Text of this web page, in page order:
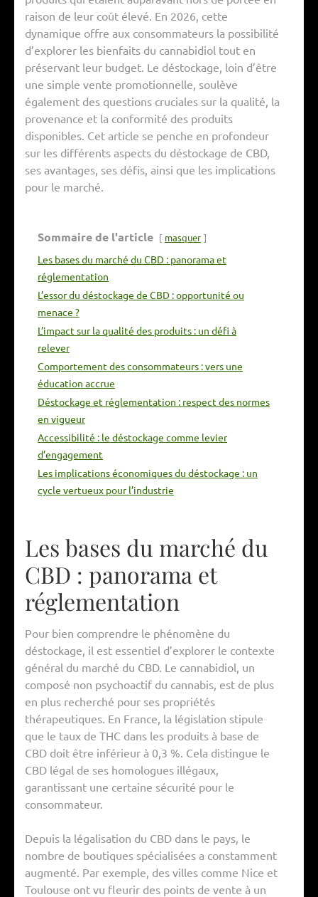
raison de leur coût élevé. En 2026, cette
dynamique offre aux consommateurs la possibilité
d’explorer les bienfaits du cannabidiol tout en
préservant leur budget. Le déstockage, loin d’être
une simple vente promotionnelle, soulève
également des questions cruciales sur la qualité, la
provenance et la conformité des produits
disponibles. Cet article se penche en profondeur
sur les différents aspects du déstockage de CBD,
ses avantages, ses défis, ainsi que les implications
pour le marché.
Sommaire de l'article masquer
Les bases du marché du CBD : panorama et
réglementation
L’essor du déstockage de CBD : opportunité ou
menace ?
L’impact sur la qualité des produits : un défi à
relever
Comportement des consommateurs : vers une
éducation accrue
Déstockage et réglementation : respect des normes
en vigueur
Accessibilité : le déstockage comme levier
d’engagement
Les implications économiques du déstockage : un
cycle vertueux pour l’industrie
Les bases du marché du
CBD : panorama et
réglementation
Pour bien comprendre le phénomène du
déstockage, il est essentiel d’explorer le contexte
général du marché du CBD. Le cannabidiol, un
composé non psychoactif du cannabis, est de plus
en plus recherché pour ses propriétés
thérapeutiques. En France, la législation stipule
que le taux de THC dans les produits à base de
CBD doit être inférieur à 0,3 %. Cela distingue le
CBD légal de ses homologues illégaux,
garantissant une certaine sécurité pour le
consommateur.
Depuis la légalisation du CBD dans le pays, le
nombre de boutiques spécialisées a constamment
augmenté. Par exemple, des villes comme Nice et
Toulouse ont vu fleurir des points de vente à un